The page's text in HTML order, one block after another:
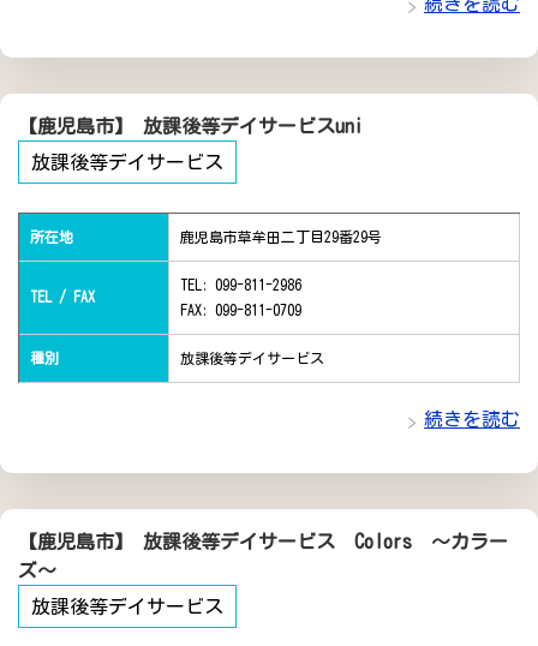
続きを読む
【鹿児島市】 放課後等デイサービスuni
放課後等デイサービス
所在地 鹿児島市草牟田二丁目29番29号
TEL / FAX
TEL: 099-811-2986
FAX: 099-811-0709
種別 放課後等デイサービス
続きを読む
【鹿児島市】 放課後等デイサービス Colors ～カラー
ズ～
放課後等デイサービス